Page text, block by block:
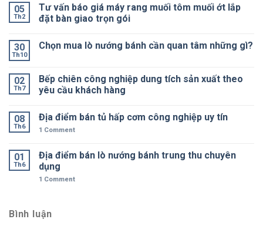
05
Th2
Tư vấn báo giá máy rang muối tôm muối ớt lắp
đặt bàn giao trọn gói
30
Th10
Chọn mua lò nướng bánh cần quan tâm những gì?
02
Th7
Bếp chiên công nghiệp dung tích sản xuất theo
yêu cầu khách hàng
08
Th6
Địa điểm bán tủ hấp cơm công nghiệp uy tín
1 Comment
01
Th6
Địa điểm bán lò nướng bánh trung thu chuyên
dụng
1 Comment
Bình luận